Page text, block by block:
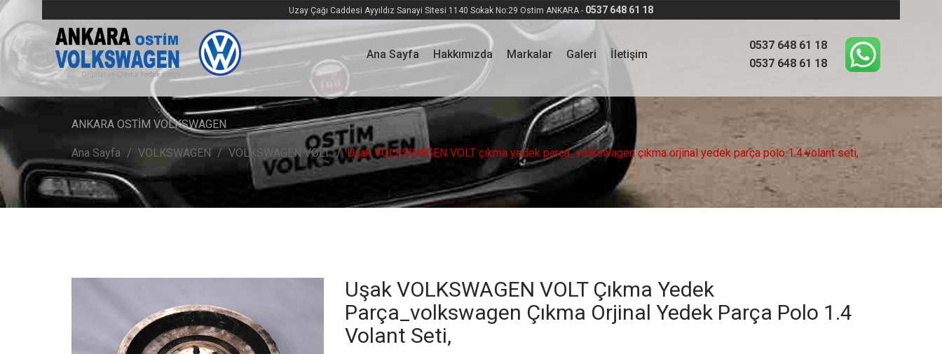
Uzay Çağı Caddesi Ayyıldız Sanayi Sitesi 1140 Sokak No:29 Ostim ANKARA - 0537 648 61 18
0537 648 61 18
0537 648 61 18
Ana Sayfa Hakkımızda Markalar Galeri İletişim
ANKARA OSTİM VOLKSWAGEN
Ana Sayfa VOLKSWAGEN VOLKSWAGEN VOLT Uşak VOLKSWAGEN VOLT çıkma yedek parça_volkswagen çıkma orjinal yedek parça polo 1.4 volant seti,
Uşak VOLKSWAGEN VOLT Çıkma Yedek
Parça_volkswagen Çıkma Orjinal Yedek Parça Polo 1.4
Volant Seti,